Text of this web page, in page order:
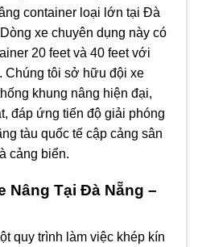
container loại lớn tại Đà
xe chuyên dụng này có
20 feet và 40 feet với
Chúng tôi sở hữu đội xe
khung nâng hiện đại,
đáp ứng tiến độ giải phóng
tàu quốc tế cập cảng sân
cảng biển.
Nâng Tại Đà Nẵng –
quy trình làm việc khép kín